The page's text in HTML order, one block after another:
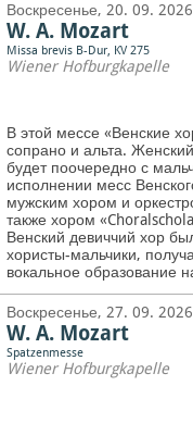
Воскресенье, 20. 09.
W. A. Mozart
Missa brevis B-Dur, KV 275
Wiener Hofburgkapelle
В этой мессе «Венские
сопрано и альта.
будет поочередно с
исполнении месс
мужским хором и
также хором
Венский девиччий хор
хористы-мальчики,
вокальное образование
Воскресенье, 27. 09.
W. A. Mozart
Spatzenmesse
Wiener Hofburgkapelle